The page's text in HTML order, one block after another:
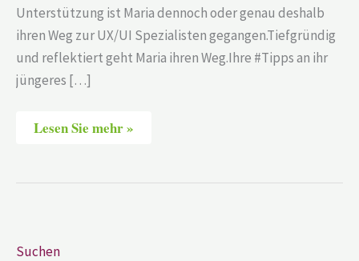
Unterstützung ist Maria dennoch oder genau deshalb
ihren Weg zur UX/UI Spezialisten gegangen.Tiefgründig
und reflektiert geht Maria ihren Weg.Ihre #Tipps an ihr
jüngeres […]
Lesen Sie mehr »
Suchen